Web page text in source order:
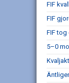
FIF
FIF
FIF tog
5–0